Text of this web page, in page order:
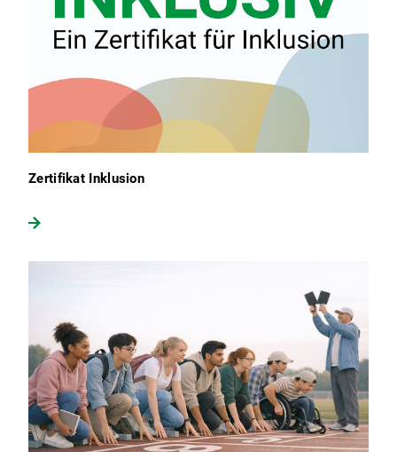
Zertifikat Inklusion